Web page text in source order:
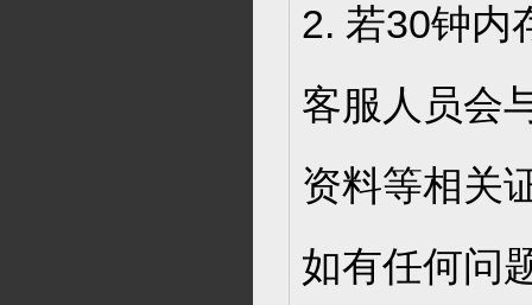
2. 若30钟内
客服人员会
资料等相关
如有任何问